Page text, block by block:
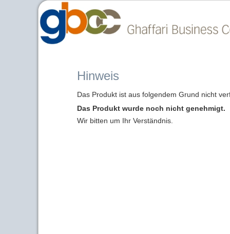
Hinweis
Das Produkt ist aus folgendem Grund nicht
Das Produkt wurde noch nicht genehmigt.
Wir bitten um Ihr Verständnis.